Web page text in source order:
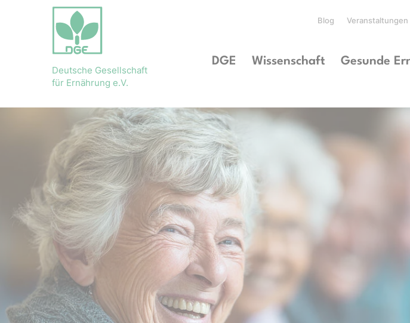
Deutsche Gesellschaft
für Ernährung e.V.
Blog Veranstaltungen
DGE Wissenschaft Gesunde
Startseite
Bühnenslider überspringen